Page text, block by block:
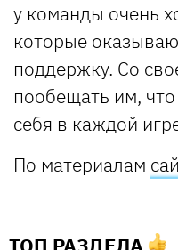
у команды очень
которые
поддержку. Со
пообещать им, что
себя в каждой
По материалам